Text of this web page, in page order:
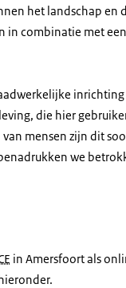
het landschap
in combinatie met
die hier
mensen zijn dit
we
in Amersfoort als